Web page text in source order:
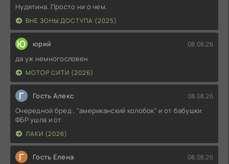
Нудятина. Просто ни о чем.
ВНЕ ЗОНЫ ДОСТУПА (2025)
Ю юрий 08.08.26
да уж немногословен
МОТОР СИТИ (2026)
Г Гость Алекс 08.08.26
Очередной бред , "американский колобок" и от бабушки
ФБР ушла и от
ЛАКИ (2026)
Г Гость Елена 08.08.26